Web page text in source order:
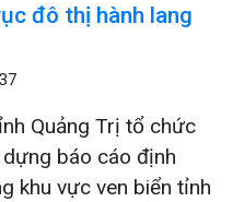
đô thị hành lang
Quảng Trị tổ chức
báo cáo định
khu vực ven biển tỉnh